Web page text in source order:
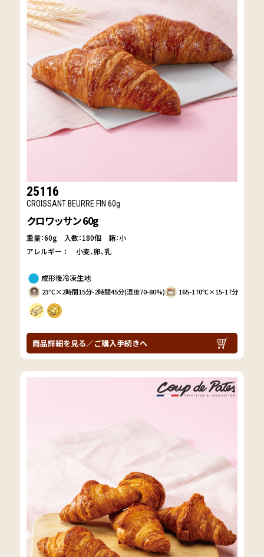
25116
CROISSANT BEURRE FIN 60g
クロワッサン 60g
重量：60g
入数：180個 箱：小
アレルギー：
小麦 卵 乳
成形後冷凍生地
23℃×2時間15分-2時間45分(湿度70-80%) 165-170℃×15-17分
商品詳細を見る／ご購入手続きへ